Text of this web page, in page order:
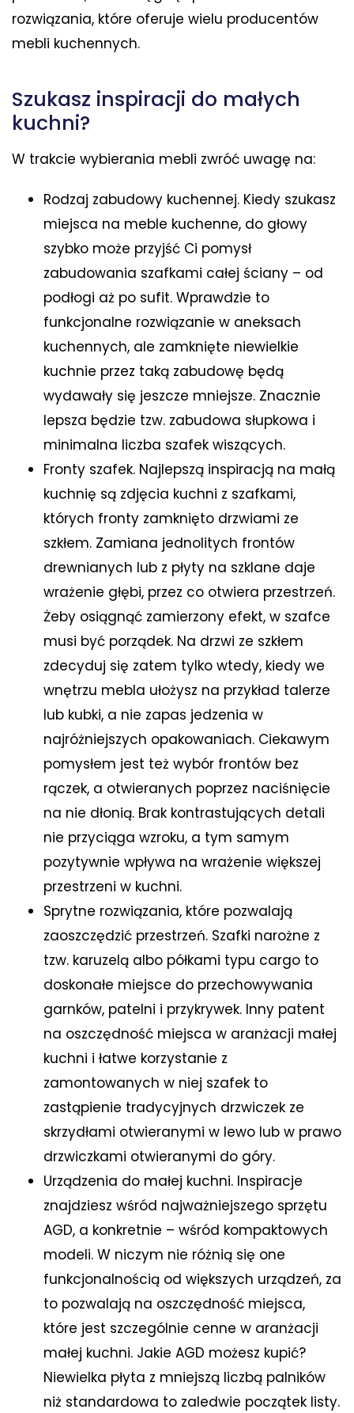
rozwiązania, które oferuje wielu producentów
mebli kuchennych.
Szukasz inspiracji do małych
kuchni?
W trakcie wybierania mebli zwróć uwagę na:
Rodzaj zabudowy kuchennej. Kiedy szukasz
miejsca na meble kuchenne, do głowy
szybko może przyjść Ci pomysł
zabudowania szafkami całej ściany – od
podłogi aż po sufit. Wprawdzie to
funkcjonalne rozwiązanie w aneksach
kuchennych, ale zamknięte niewielkie
kuchnie przez taką zabudowę będą
wydawały się jeszcze mniejsze. Znacznie
lepsza będzie tzw. zabudowa słupkowa i
minimalna liczba szafek wiszących.
Fronty szafek. Najlepszą inspiracją na małą
kuchnię są zdjęcia kuchni z szafkami,
których fronty zamknięto drzwiami ze
szkłem. Zamiana jednolitych frontów
drewnianych lub z płyty na szklane daje
wrażenie głębi, przez co otwiera przestrzeń.
Żeby osiągnąć zamierzony efekt, w szafce
musi być porządek. Na drzwi ze szkłem
zdecyduj się zatem tylko wtedy, kiedy we
wnętrzu mebla ułożysz na przykład talerze
lub kubki, a nie zapas jedzenia w
najróżniejszych opakowaniach. Ciekawym
pomysłem jest też wybór frontów bez
rączek, a otwieranych poprzez naciśnięcie
na nie dłonią. Brak kontrastujących detali
nie przyciąga wzroku, a tym samym
pozytywnie wpływa na wrażenie większej
przestrzeni w kuchni.
Sprytne rozwiązania, które pozwalają
zaoszczędzić przestrzeń. Szafki narożne z
tzw. karuzelą albo półkami typu cargo to
doskonałe miejsce do przechowywania
garnków, patelni i przykrywek. Inny patent
na oszczędność miejsca w aranżacji małej
kuchni i łatwe korzystanie z
zamontowanych w niej szafek to
zastąpienie tradycyjnych drzwiczek ze
skrzydłami otwieranymi w lewo lub w prawo
drzwiczkami otwieranymi do góry.
Urządzenia do małej kuchni. Inspiracje
znajdziesz wśród najważniejszego sprzętu
AGD, a konkretnie – wśród kompaktowych
modeli. W niczym nie różnią się one
funkcjonalnością od większych urządzeń, za
to pozwalają na oszczędność miejsca,
które jest szczególnie cenne w aranżacji
małej kuchni. Jakie AGD możesz kupić?
Niewielka płyta z mniejszą liczbą palników
niż standardowa to zaledwie początek listy.